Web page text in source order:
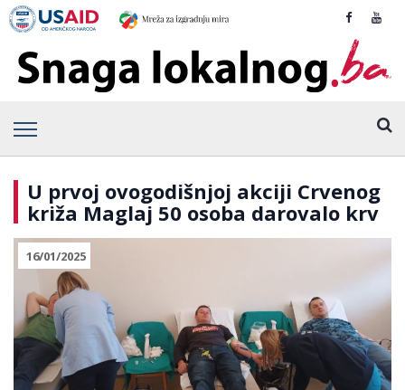
U prvoj ovogodišnjoj akciji Crvenog
križa Maglaj 50 osoba darovalo krv
16/01/2025